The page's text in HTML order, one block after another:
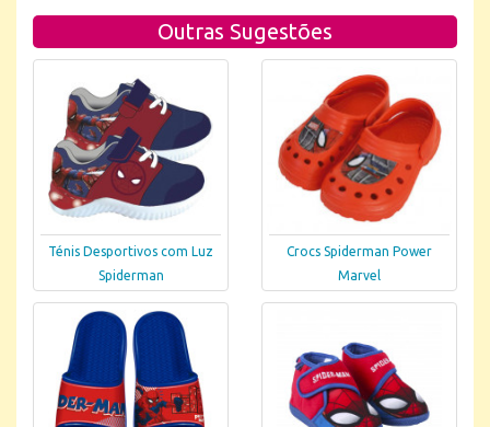
Outras Sugestões
Ténis Desportivos com Luz
Spiderman
Crocs Spiderman Power
Marvel